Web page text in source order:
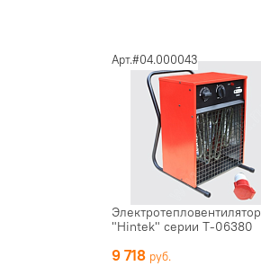
Арт.#04.000043
Электротепловентилятор
"Hintek" серии Т-06380
9 718